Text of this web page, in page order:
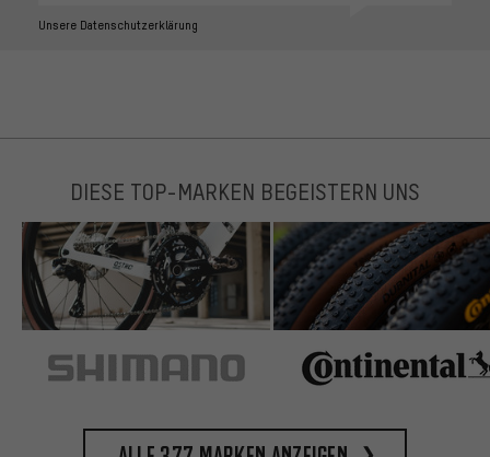
Unsere Datenschutzerklärung
DIESE TOP-MARKEN BEGEISTERN UNS